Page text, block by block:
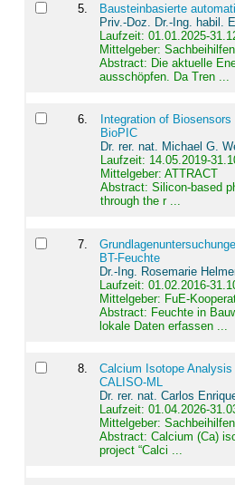
5.
Bausteinbasierte
Priv.-Doz. Dr.-Ing. habil.
Laufzeit: 01.01.2025-
Mittelgeber: Sachbeihilfen
Abstract: Die aktuelle
ausschöpfen. Da Tren ...
6.
Integration of
BioPIC
Dr. rer. nat. Michael G.
Laufzeit: 14.05.2019-
Mittelgeber: ATTRACT
Abstract: Silicon-based
through the r ...
7.
BT-Feuchte
Dr.-Ing. Rosemarie
Laufzeit: 01.02.2016-
Mittelgeber: FuE-
Abstract: Feuchte in
lokale Daten erfassen ...
8.
Calcium Isotope
CALISO-ML
Dr. rer. nat. Carlos
Laufzeit: 01.04.2026-
Mittelgeber: Sachbeihilfen
Abstract:Calcium (Ca)
project “Calci ...